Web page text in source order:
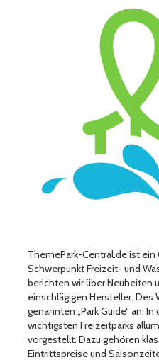
ThemePark-Central.de ist
Schwerpunkt Freizeit- und
berichten wir über Neuheiten
einschlägigen Hersteller.
genannten „Park Guide“ an.
wichtigsten Freizeitparks
vorgestellt. Dazu gehören
Eintrittspreise und